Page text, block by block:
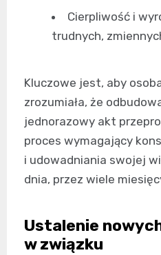
Cierpliwość i
trudnych,
Kluczowe jest, aby
zrozumiała, że
jednorazowy akt
proces wymagający
i udowadniania swojej
dnia, przez wiele
Ustalenie
w związku